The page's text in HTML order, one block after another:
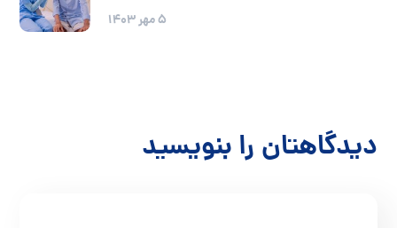
۵ مهر ۱۴۰۳
دیدگاهتان را بنویسید